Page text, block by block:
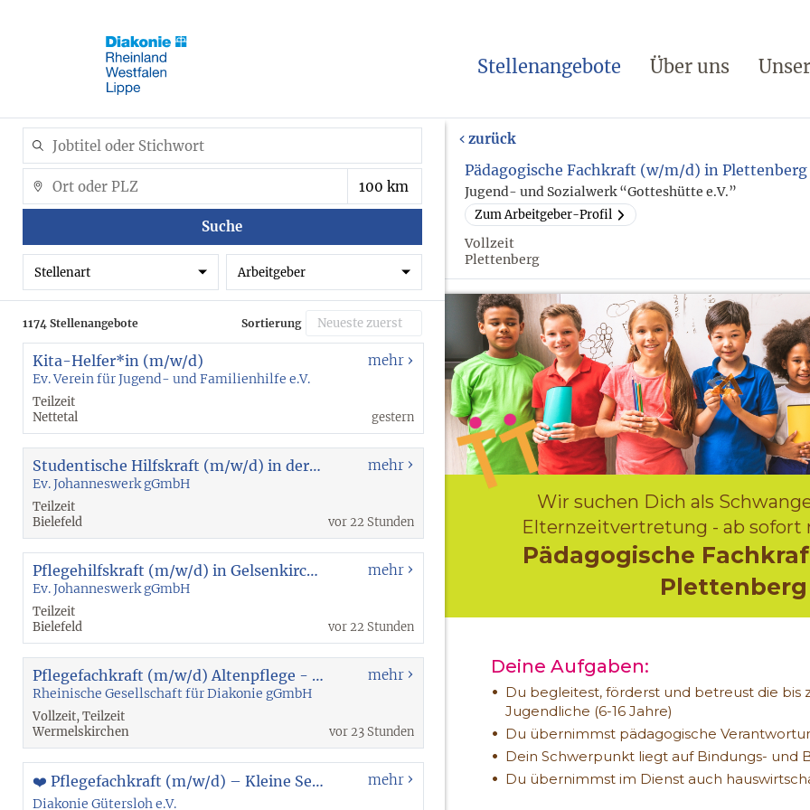
Stellenangebote Über uns
Suche
Stellenart Arbeitgeber
1174 Stellenangebote Sortierung
Kita-Helfer*in (m/w/d)
Ev. Verein für Jugend- und Familienhilfe e.V.
Teilzeit
Nettetal
mehr
gestern
Studentische Hilfskraft (m/w/d) in der Eingliederungshilfe - Ambulant Betreutes Wohnen Bochum
Ev. Johanneswerk gGmbH
Teilzeit
Bielefeld
mehr
vor 22 Stunden
Pflegehilfskraft (m/w/d) in Gelsenkirchen-Feldmark
Ev. Johanneswerk gGmbH
Teilzeit
Bielefeld
mehr
vor 22 Stunden
Pflegefachkraft (m/w/d) Altenpflege - Wermelskirchen
Rheinische Gesellschaft für Diakonie gGmbH
Vollzeit, Teilzeit
Wermelskirchen
mehr
vor 23 Stunden
❤️ Pflegefachkraft (m/w/d) – Kleine Senioren-WG | 20 - 30 Std. | unbefristet
Diakonie Gütersloh e.V.
mehr
zurück
Pädagogische Fachkraft (w/m/d) in Plettenberg
Jugend- und Sozialwerk “Gotteshütte e.V.”
Zum Arbeitgeber-Profil
Vollzeit
Plettenberg